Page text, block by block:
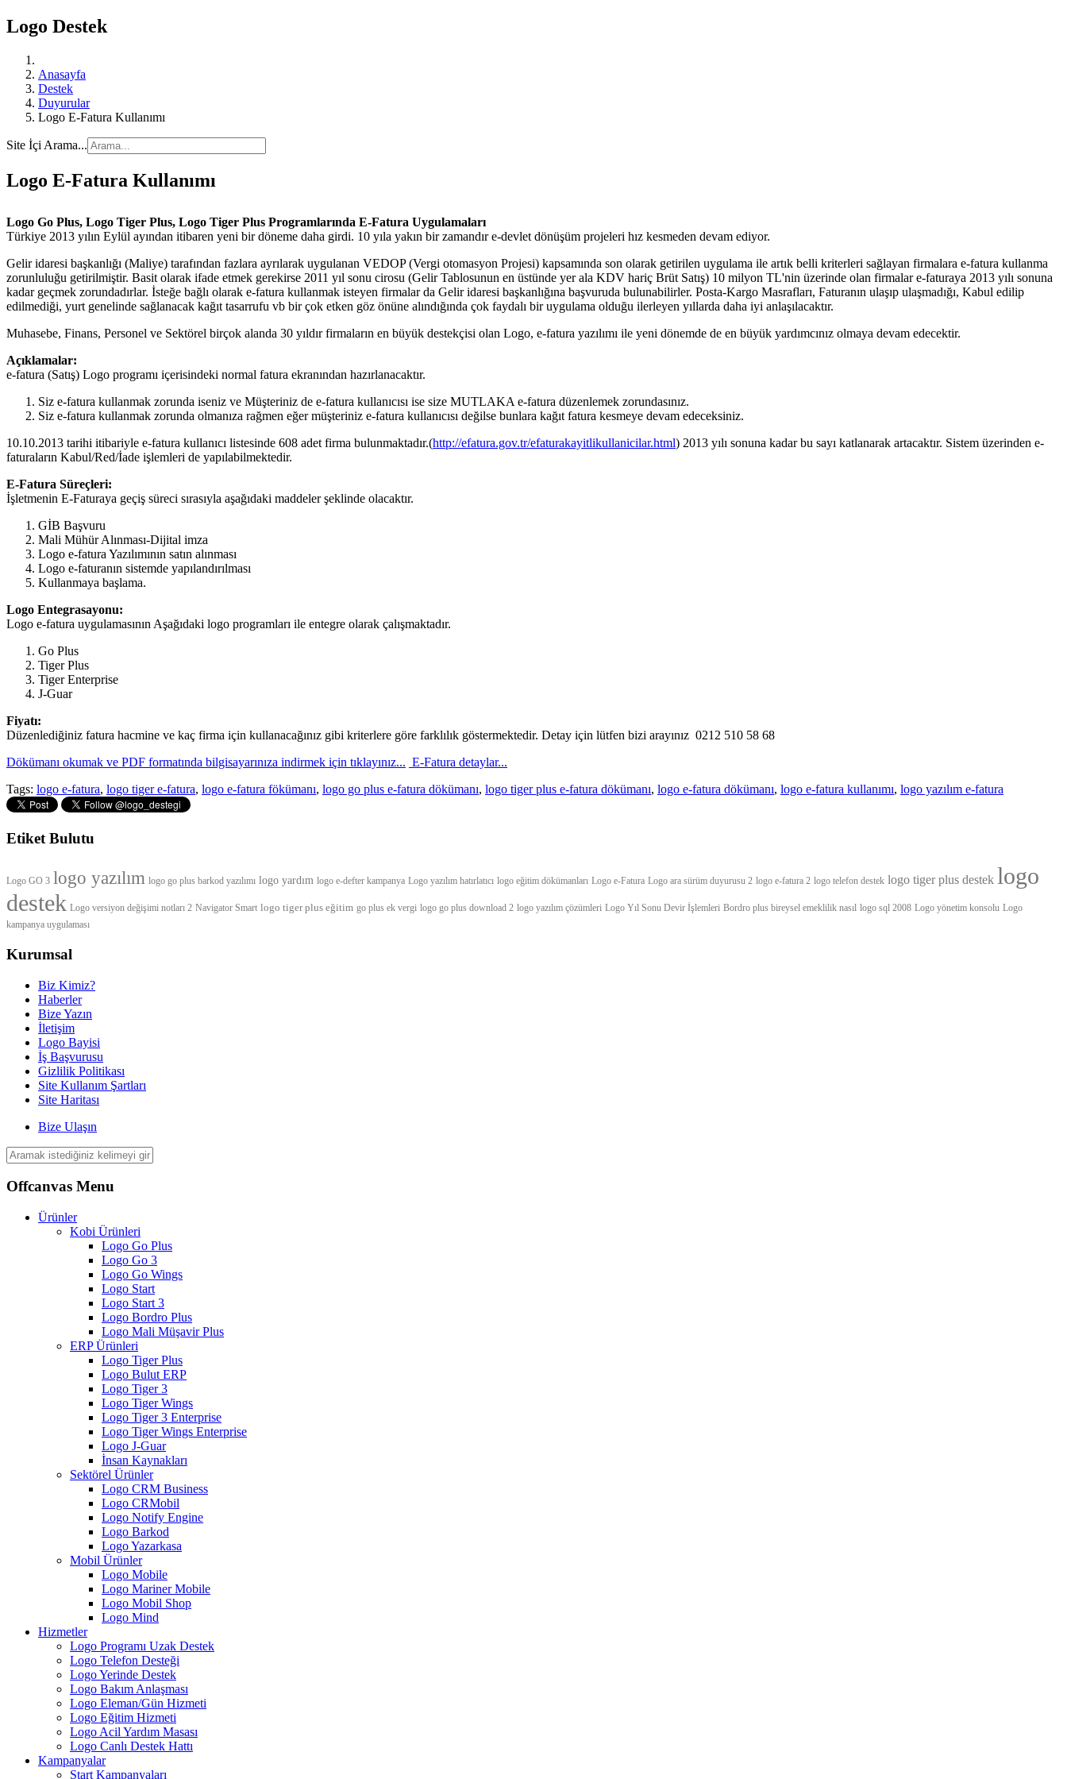
Logo Destek
Anasayfa
Destek
Duyurular
Logo E-Fatura Kullanımı
Site İçi Arama...
Logo E-Fatura Kullanımı
Logo Go Plus, Logo Tiger Plus, Logo Tiger Plus Programlarında E-Fatura Uygulamaları
Türkiye 2013 yılın Eylül ayından itibaren yeni bir döneme daha girdi. 10 yıla yakın bir zamandır e-devlet dönüşüm projeleri hız kesmeden devam ediyor.
Gelir idaresi başkanlığı (Maliye) tarafından fazlara ayrılarak uygulanan VEDOP (Vergi otomasyon Projesi) kapsamında son olarak getirilen uygulama ile artık belli kriterleri sağlayan firmalara e-fatura kullanma
zorunluluğu getirilmiştir. Basit olarak ifade etmek gerekirse 2011 yıl sonu cirosu (Gelir Tablosunun en üstünde yer ala KDV hariç Brüt Satış) 10 milyon TL'nin üzerinde olan firmalar e-faturaya 2013 yılı sonuna
kadar geçmek zorundadırlar. İsteğe bağlı olarak e-fatura kullanmak isteyen firmalar da Gelir idaresi başkanlığına başvuruda bulunabilirler. Posta-Kargo Masrafları, Faturanın ulaşıp ulaşmadığı, Kabul edilip
edilmediği, yurt genelinde sağlanacak kağıt tasarrufu vb bir çok etken göz önüne alındığında çok faydalı bir uygulama olduğu ilerleyen yıllarda daha iyi anlaşılacaktır.
Muhasebe, Finans, Personel ve Sektörel birçok alanda 30 yıldır firmaların en büyük destekçisi olan Logo, e-fatura yazılımı ile yeni dönemde de en büyük yardımcınız olmaya devam edecektir.
Açıklamalar:
e-fatura (Satış) Logo programı içerisindeki normal fatura ekranından hazırlanacaktır.
Siz e-fatura kullanmak zorunda iseniz ve Müşteriniz de e-fatura kullanıcısı ise size MUTLAKA e-fatura düzenlemek zorundasınız.
Siz e-fatura kullanmak zorunda olmanıza rağmen eğer müşteriniz e-fatura kullanıcısı değilse bunlara kağıt fatura kesmeye devam edeceksiniz.
10.10.2013 tarihi itibariyle e-fatura kullanıcı listesinde 608 adet firma bulunmaktadır.(http://efatura.gov.tr/efaturakayitlikullanicilar.html) 2013 yılı sonuna kadar bu sayı katlanarak artacaktır. Sistem üzerinden e-
faturaların Kabul/Red/İade işlemleri de yapılabilmektedir.
E-Fatura Süreçleri:
İşletmenin E-Faturaya geçiş süreci sırasıyla aşağıdaki maddeler şeklinde olacaktır.
GİB Başvuru
Mali Mühür Alınması-Dijital imza
Logo e-fatura Yazılımının satın alınması
Logo e-faturanın sistemde yapılandırılması
Kullanmaya başlama.
Logo Entegrasayonu:
Logo e-fatura uygulamasının Aşağıdaki logo programları ile entegre olarak çalışmaktadır.
Go Plus
Tiger Plus
Tiger Enterprise
J-Guar
Fiyatı:
Düzenlediğiniz fatura hacmine ve kaç firma için kullanacağınız gibi kriterlere göre farklılık göstermektedir. Detay için lütfen bizi arayınız 0212 510 58 68
Dökümanı okumak ve PDF formatında bilgisayarınıza indirmek için tıklayınız... E-Fatura detaylar...
Tags: logo e-fatura, logo tiger e-fatura, logo e-fatura fökümanı, logo go plus e-fatura dökümanı, logo tiger plus e-fatura dökümanı, logo e-fatura dökümanı, logo e-fatura kullanımı, logo yazılım e-fatura
Etiket Bulutu
Logo GO 3 logo yazılım logo go plus barkod yazılımı logo yardım logo e-defter kampanya Logo yazılım hatırlatıcı logo eğitim dökümanları Logo e-Fatura Logo ara sürüm duyurusu 2 logo e-fatura 2 logo telefon destek logo tiger plus destek logo
destek Logo versiyon değişimi notları 2 Navigator Smart logo tiger plus eğitim go plus ek vergi logo go plus download 2 logo yazılım çözümleri Logo Yıl Sonu Devir İşlemleri Bordro plus bireysel emeklilik nasıl logo sql 2008 Logo yönetim konsolu Logo
kampanya uygulaması
Kurumsal
Biz Kimiz?
Haberler
Bize Yazın
İletişim
Logo Bayisi
İş Başvurusu
Gizlilik Politikası
Site Kullanım Şartları
Site Haritası
Bize Ulaşın
Offcanvas Menu
Ürünler
Kobi Ürünleri
Logo Go Plus
Logo Go 3
Logo Go Wings
Logo Start
Logo Start 3
Logo Bordro Plus
Logo Mali Müşavir Plus
ERP Ürünleri
Logo Tiger Plus
Logo Bulut ERP
Logo Tiger 3
Logo Tiger Wings
Logo Tiger 3 Enterprise
Logo Tiger Wings Enterprise
Logo J-Guar
İnsan Kaynakları
Sektörel Ürünler
Logo CRM Business
Logo CRMobil
Logo Notify Engine
Logo Barkod
Logo Yazarkasa
Mobil Ürünler
Logo Mobile
Logo Mariner Mobile
Logo Mobil Shop
Logo Mind
Hizmetler
Logo Programı Uzak Destek
Logo Telefon Desteği
Logo Yerinde Destek
Logo Bakım Anlaşması
Logo Eleman/Gün Hizmeti
Logo Eğitim Hizmeti
Logo Acil Yardım Masası
Logo Canlı Destek Hattı
Kampanyalar
Start Kampanyaları